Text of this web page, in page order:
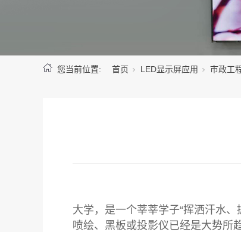
您当前位置: 首页 LED显示屏应用 市政工
大学，是一个莘莘学子“挥洒汗水
喷绘、黑板或投影仪已经是大势所